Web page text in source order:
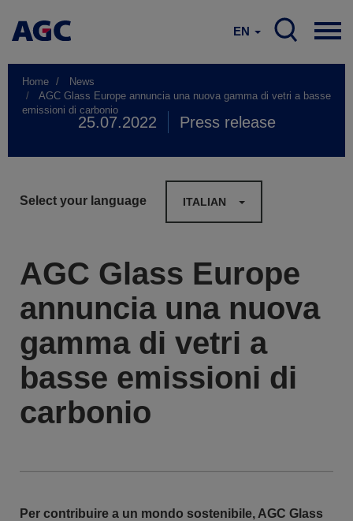
EN
Home
News
AGC Glass Europe annuncia una nuova gamma di vetri a basse
emissioni di carbonio
25.07.2022 Press release
Select your language ITALIAN
AGC Glass Europe
annuncia una nuova
gamma di vetri a
basse emissioni di
carbonio
Per contribuire a un mondo sostenibile, AGC Glass